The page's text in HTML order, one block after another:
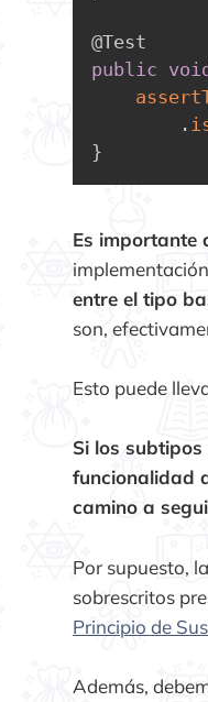
@Test
public void
.
}
Es importante
entre el tipo
son,
Esto puede
Si los
funcionalidad
camino a
Por supuesto,
sobrescritos
Principio de
Además,